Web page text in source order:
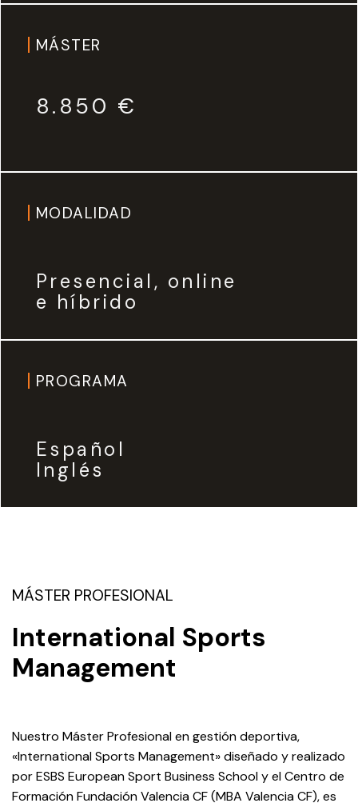
MÁSTER
8.850 €
MODALIDAD
Presencial, online
e híbrido
PROGRAMA
Español
Inglés
MÁSTER PROFESIONAL
International Sports
Management
Nuestro Máster Profesional en gestión deportiva,
«International Sports Management» diseñado y realizado
por ESBS European Sport Business School y el Centro de
Formación Fundación Valencia CF (MBA Valencia CF), es